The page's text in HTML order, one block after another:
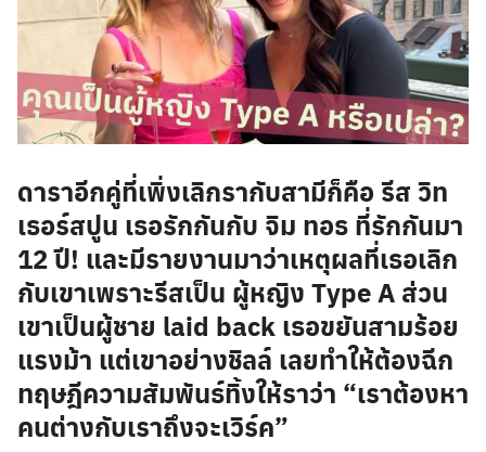
ดาราอีกคู่ที่เพิ่งเลิกรากับสามีก็คือ รีส วิท
เธอร์สปูน เธอรักกันกับ จิม ทอธ ที่รักกันมา
12 ปี! และมีรายงานมาว่าเหตุผลที่เธอเลิก
กับเขาเพราะรีสเป็น ผู้หญิง Type A ส่วน
เขาเป็นผู้ชาย laid back เธอขยันสามร้อย
แรงม้า แต่เขาอย่างชิลล์ เลยทำให้ต้องฉีก
ทฤษฎีความสัมพันธ์ทิ้งให้ราว่า “เราต้องหา
คนต่างกับเราถึงจะเวิร์ค”